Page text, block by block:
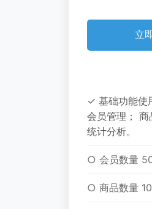
立
✓ 基础功能使
会员管理；
统计分析。
○ 会员数量
○ 商品数量